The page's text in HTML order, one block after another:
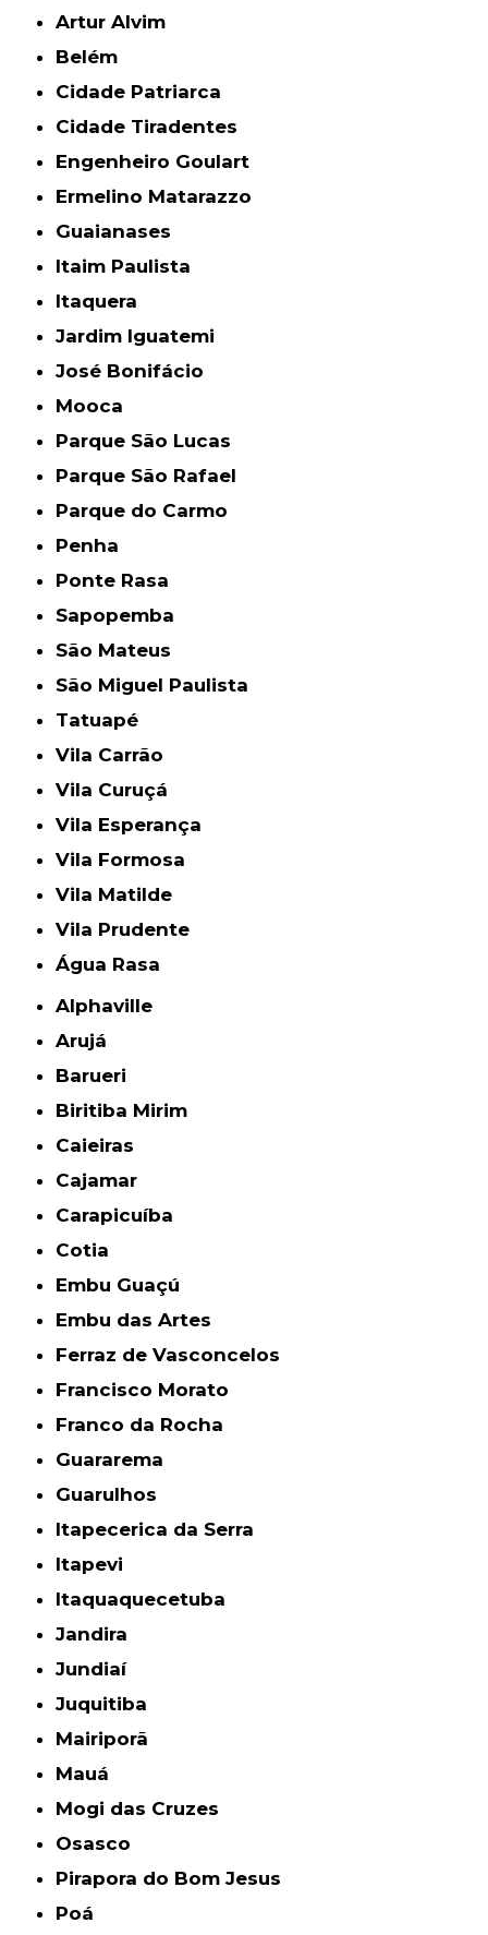
Artur Alvim
Belém
Cidade Patriarca
Cidade Tiradentes
Engenheiro Goulart
Ermelino Matarazzo
Guaianases
Itaim Paulista
Itaquera
Jardim Iguatemi
José Bonifácio
Mooca
Parque São Lucas
Parque São Rafael
Parque do Carmo
Penha
Ponte Rasa
Sapopemba
São Mateus
São Miguel Paulista
Tatuapé
Vila Carrão
Vila Curuçá
Vila Esperança
Vila Formosa
Vila Matilde
Vila Prudente
Água Rasa
Alphaville
Arujá
Barueri
Biritiba Mirim
Caieiras
Cajamar
Carapicuíba
Cotia
Embu Guaçú
Embu das Artes
Ferraz de Vasconcelos
Francisco Morato
Franco da Rocha
Guararema
Guarulhos
Itapecerica da Serra
Itapevi
Itaquaquecetuba
Jandira
Jundiaí
Juquitiba
Mairiporã
Mauá
Mogi das Cruzes
Osasco
Pirapora do Bom Jesus
Poá